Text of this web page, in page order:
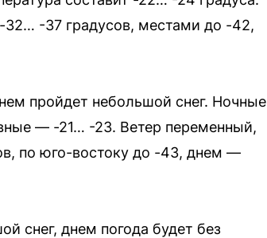
-37 градусов, местами до -42,
пройдет небольшой снег. Ночные
— -21… -23. Ветер переменный,
по юго-востоку до -43, днем —
снег, днем погода будет без